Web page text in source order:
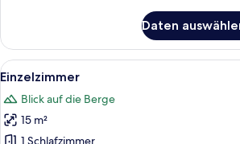
Doppelzimmer
Daten
Alle
Fotos
für
Einzelzimmer
Ein
5
Einzelzimmer
Blick auf die Berge
15 m²
1 Schlafzimmer